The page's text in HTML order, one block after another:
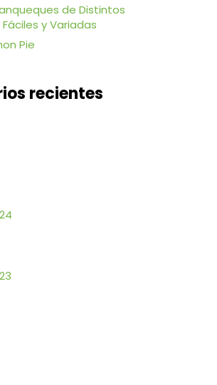
de Distintos
y Variadas
Pie
recientes